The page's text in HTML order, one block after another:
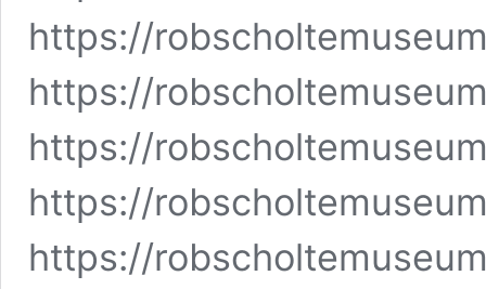
https://
https://
https://
https://
https://